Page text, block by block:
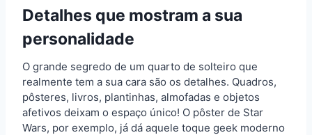
Detalhes que mostram a sua
personalidade
O grande segredo de um quarto de solteiro que
realmente tem a sua cara são os detalhes. Quadros,
pôsteres, livros, plantinhas, almofadas e objetos
afetivos deixam o espaço único! O pôster de Star
Wars, por exemplo, já dá aquele toque geek moderno